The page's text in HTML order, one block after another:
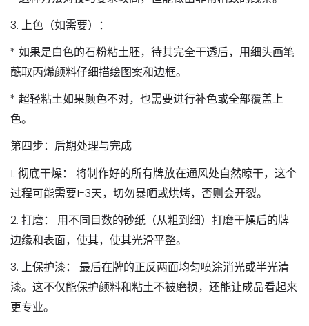
3. 上色（如需要）：
* 如果是白色的石粉粘土胚，待其完全干透后，用细头画笔
蘸取丙烯颜料仔细描绘图案和边框。
* 超轻粘土如果颜色不对，也需要进行补色或全部覆盖上
色。
第四步：后期处理与完成
1. 彻底干燥：
将制作好的所有牌放在通风处自然晾干，这个
过程可能需要1-3天，切勿暴晒或烘烤，否则会开裂。
2. 打磨：
用不同目数的砂纸（从粗到细）打磨干燥后的牌
边缘和表面，使其，使其光滑平整。
3. 上保护漆： 最后在牌的正反两面均匀喷涂消光或半光清
漆。这不仅能保护颜料和粘土不被磨损，还能让成品看起来
更专业。